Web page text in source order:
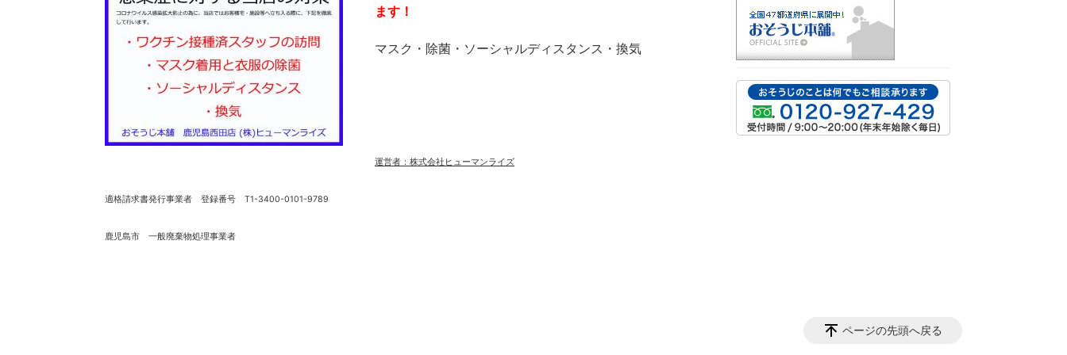
ます！
マスク・除菌・ソーシャルディスタンス・換気
運営者：株式会社ヒューマンライズ
適格請求書発行事業者 登録番号 T1-3400-0101-9789
鹿児島市 一般廃棄物処理事業者
ページの先頭へ戻る